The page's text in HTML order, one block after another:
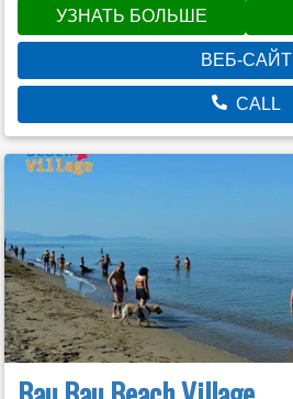
УЗНАТЬ БОЛЬШЕ
ВЕБ-САЙТ
CALL